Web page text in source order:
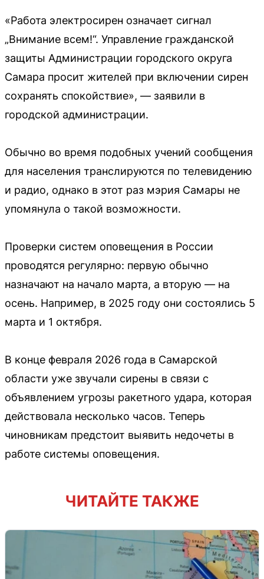
«Работа электросирен означает сигнал
„Внимание всем!“. Управление гражданской
защиты Администрации городского округа
Самара просит жителей при включении сирен
сохранять спокойствие», — заявили в
городской администрации.
Обычно во время подобных учений сообщения
для населения транслируются по телевидению
и радио, однако в этот раз мэрия Самары не
упомянула о такой возможности.
Проверки систем оповещения в России
проводятся регулярно: первую обычно
назначают на начало марта, а вторую — на
осень. Например, в 2025 году они состоялись 5
марта и 1 октября.
В конце февраля 2026 года в Самарской
области уже звучали сирены в связи с
объявлением угрозы ракетного удара, которая
действовала несколько часов. Теперь
чиновникам предстоит выявить недочеты в
работе системы оповещения.
ЧИТАЙТЕ ТАКЖЕ